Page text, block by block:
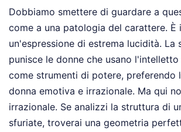
Dobbiamo smettere di guardare a
come a una patologia del carattere. È
un'espressione di estrema lucidità. La
punisce le donne che usano
come strumenti di potere, preferendo
donna emotiva e irrazionale. Ma qui
irrazionale. Se analizzi la struttura di
sfuriate, troverai una geometria